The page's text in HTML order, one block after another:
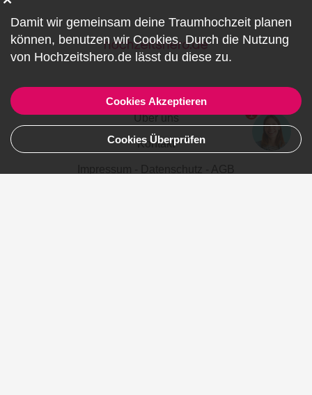
Über uns
Kontakt
Damit wir gemeinsam deine Traumhochzeit planen
können, benutzen wirCookies. Durch die Nutzung
von Hochzeitshero.de lässt du diese zu.
Cookies Akzeptieren
Cookies Überprüfen
1